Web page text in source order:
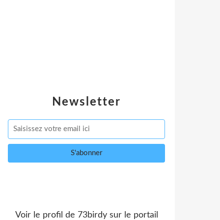
Newsletter
Voir le profil de 73birdysur le portail